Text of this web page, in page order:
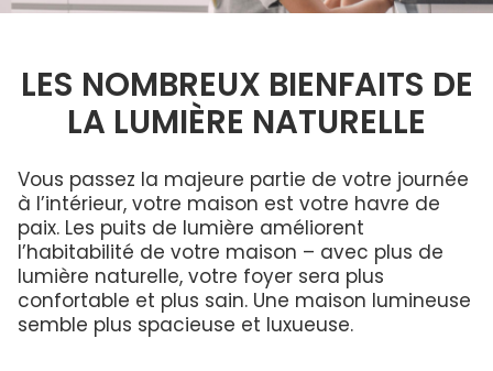
Columbia dans la communautéouvrant
lumière
commerciaux
et
résidentiels
Fenêtres de
toit et Puits
de lumière
pour toit
plat
Quelles dimensions?
Couleurs du cadre
Garantie
Galerie
Développement durable
Déclaration LEED
Installateurs
Programme D’Installateurs
Contact Pour Les Installateurs
Nouveaux distributeurs
Nouveaux distributeurs
Commande De Dimensions Personnalisées
Mesurer votre puits de lumière
Questions Fréquentes
Garantie
Technologie de maison intelligente
Puits de lumière sans fuites
Condensation
Comprendre les codes produits
Acrylique ou verre
LES NOMBREUX BIENFAITS DE
LA LUMIÈRE NATURELLE
Vous passez la majeure partie de votre journée
à l’intérieur, votre maison est votre havre de
paix. Les puits de lumière améliorent
l’habitabilité de votre maison – avec plus de
lumière naturelle, votre foyer sera plus
confortable et plus sain. Une maison lumineuse
semble plus spacieuse et luxueuse.